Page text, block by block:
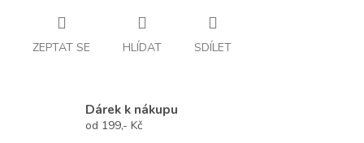
ZEPTAT SE HLÍDAT SDÍLET
Dárek k nákupu
od 199,- Kč